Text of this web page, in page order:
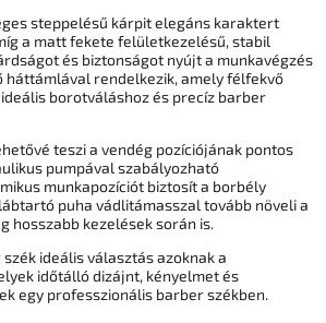
steppelésű kárpit elegáns karaktert
a matt fekete felületkezelésű, stabil
és biztonságot nyújt a munkavégzés
háttámlával rendelkezik, amely félfekvő
borotváláshoz és precíz barber
teszi a vendég pozíciójának pontos
pumpával szabályozható
munkapozíciót biztosít a borbély
puha vádlitámasszal tovább növeli a
hosszabb kezelések során is.
szék ideális választás azoknak a
időtálló dizájnt, kényelmet és
egy professzionális barber székben.